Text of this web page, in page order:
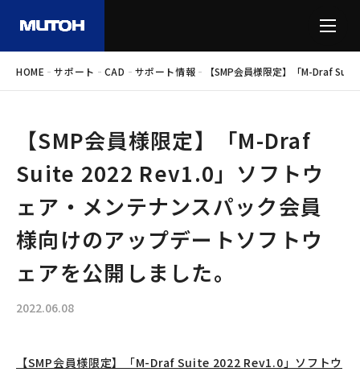
HOME -サポート - CAD - サポート情報 - 【SMP会員様限定】「M-Draf
【SMP会員様限定】「M-Draf
Suite 2022 Rev1.0」ソフトウ
ェア・メンテナンスパック会員
様向けのアップデートソフトウ
ェアを公開しました。
2022.06.08
【SMP会員様限定】「M-Draf Suite 2022 Rev1.0」ソフトウ